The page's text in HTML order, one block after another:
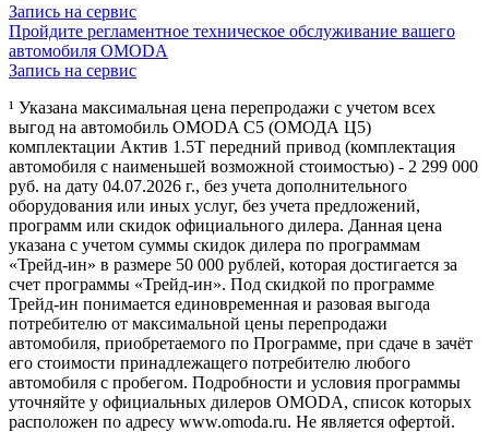
Запись на сервис
Пройдите регламентное техническое обслуживание вашего
автомобиля OMODA
Запись на сервис
¹ Указана максимальная цена перепродажи с учетом всех
выгод на автомобиль OMODA C5 (ОМОДА Ц5)
комплектации Актив 1.5Т передний привод (комплектация
автомобиля с наименьшей возможной стоимостью) - 2 299 000
руб. на дату 04.07.2026 г., без учета дополнительного
оборудования или иных услуг, без учета предложений,
программ или скидок официального дилера. Данная цена
указана с учетом суммы скидок дилера по программам
«Трейд-ин» в размере 50 000 рублей, которая достигается за
счет программы «Трейд-ин». Под скидкой по программе
Трейд-ин понимается единовременная и разовая выгода
потребителю от максимальной цены перепродажи
автомобиля, приобретаемого по Программе, при сдаче в зачёт
его стоимости принадлежащего потребителю любого
автомобиля с пробегом. Подробности и условия программы
уточняйте у официальных дилеров OMODA, список которых
расположен по адресу www.omoda.ru. Не является офертой.